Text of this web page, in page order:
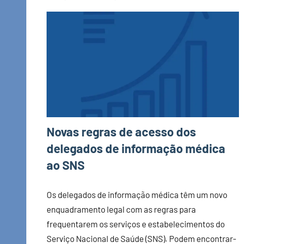
Novas regras de acesso dos
delegados de informação médica
ao SNS
Os delegados de informação médica têm um novo
enquadramento legal com as regras para
frequentarem os serviços e estabelecimentos do
Serviço Nacional de Saúde (SNS). Podem encontrar-